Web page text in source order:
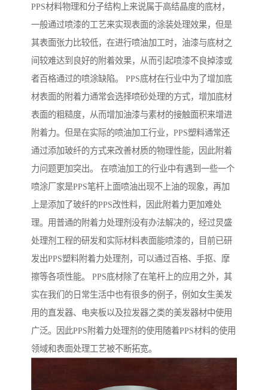
PPS材料物理和分子结构上来说属于高结晶度的底材，
一般通过喷漆的工艺来实现表面的涂装处理效果，但是
其表面张力比较低，在进行喷油加工时，油漆与底材之
间较难达到良好的附着效果，从而引起喷漆不良掉漆或
者百格通过的喷涂缺陷。 PPS底材在行业中为了增加底
材表面的附着力通常会选择喷砂处理的方式，增加底材
表面的粗糙度，从而增加油漆与素材的接触面积来增进
附着力。但是在实际的喷油加工行业，PPS塑料通常还
通过添加玻纤的方式来改善材质的物理性能，因此附着
力问题更加突出。 在喷油加工的行业中有遇到一些一个
喷涂厂家是PPS笔杆上面喷油出现不上油的现象，再加
上是添加了玻纤的PPS改性料，因此附着力更加难处
理。用普通的附着力处理剂没有办法解决的，经过炅盛
处理剂工程的研发和实际材料表面能喷漆的，目前已研
发出PPS塑料附着力处理剂，可以通过百格、手抠、摩
擦等各项性能。 PPS底材除了在笔杆上的应用之外，其
实在我们的日常生活中也有很多的例子，例如女生美发
用的直发器、电夹板以及拉发器之类的美发器材中使用
广泛。因此PPS附着力处理剂的使用随着PPS材料的使用
领域和表面处理工艺被不断拓宽。